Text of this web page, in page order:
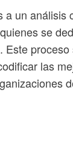
a un análisis
se
las